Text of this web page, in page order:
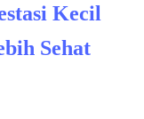
Kecil
Sehat